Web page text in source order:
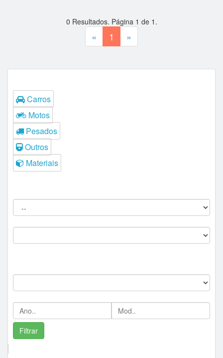
0 Resultados. Página 1 de 1 .
« 1 »
Carros
Motos
Pesados
Outros
Materiais